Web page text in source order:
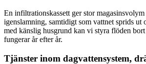
En infiltrationskassett ger stor
igenslamning, samtidigt som vattnet sprids
med känslig husgrund kan vi styra flöden
fungerar år efter år.
Tjänster inom dagvattensystem,